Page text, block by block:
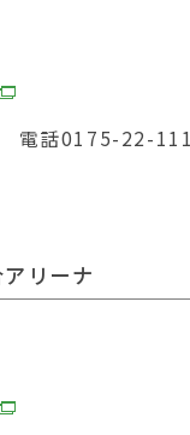
電話0175-22-
リーナ